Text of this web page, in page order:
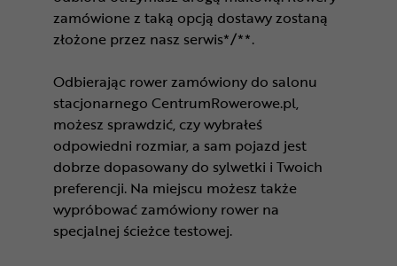
zamówione z taką opcją dostawy zostaną
złożone przez nasz serwis*/**.
Odbierając rower zamówiony do salonu
stacjonarnego CentrumRowerowe.pl,
możesz sprawdzić, czy wybrałeś
odpowiedni rozmiar, a sam pojazd jest
dobrze dopasowany do sylwetki i Twoich
preferencji. Na miejscu możesz także
wypróbować zamówiony rower na
specjalnej ścieżce testowej.